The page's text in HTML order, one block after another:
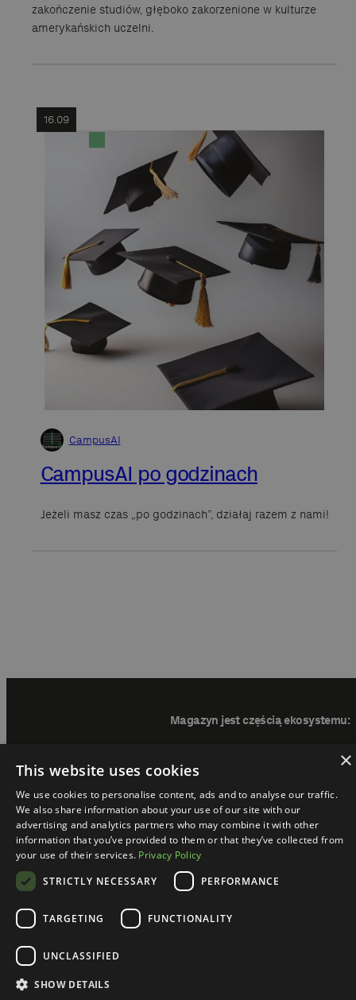
zakończenie studiów, głęboko zakorzenione w kulturze
amerykańskich uczelni.
CampusAI
CampusAI po godzinach
Jeżeli masz czas „po godzinach”, działaj razem z nami!
16.09
Magazyn jest częścią ekosystemu:
hAI Magazine @ 2024. All rights reserved.
RegulaminPolityka prywatności
×
This website uses cookies
We use cookies to personalise content, ads and to analyse our traffic.
We also share information about your use of our site with our
advertising and analytics partners who may combine it with other
information that you’ve provided to them or that they’ve collected from
your use of their services. Privacy Policy
STRICTLY NECESSARY
PERFORMANCE
TARGETING FUNCTIONALITY
UNCLASSIFIED
SHOW DETAILS